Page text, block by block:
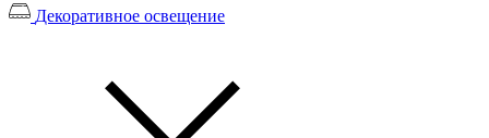
Декоративное освещение